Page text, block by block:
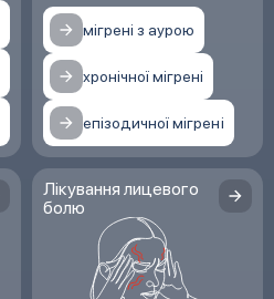
мігрені з аурою
хронічної мігрені
епізодичної мігрені
Лікування лицевого
болю